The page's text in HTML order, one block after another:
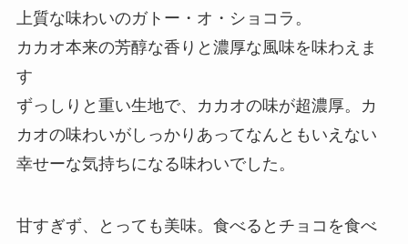
上質な味わいのガトー・オ・ショコラ。
カカオ本来の芳醇な香りと濃厚な風味を味わえま
す
ずっしりと重い生地で、カカオの味が超濃厚。カ
カオの味わいがしっかりあってなんともいえない
幸せーな気持ちになる味わいでした。
甘すぎず、とっても美味。食べるとチョコを食べ